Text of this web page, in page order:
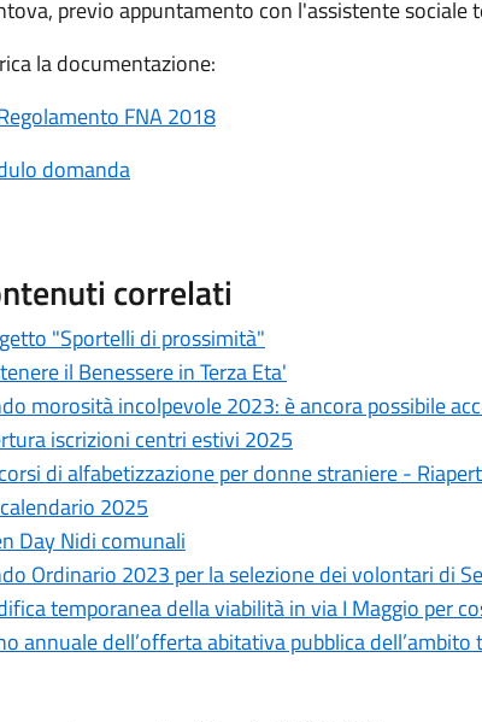
previo appuntamento con l'assistente
la documentazione:
FNA 2018
domanda
correlati
"Sportelli di prossimità"
il Benessere in Terza Eta'
morosità incolpevole 2023: è ancora possibile
iscrizioni centri estivi 2025
di alfabetizzazione per donne straniere -
2025
Day Nidi comunali
Ordinario 2023 per la selezione dei volontari di
temporanea della viabilità in via I Maggio per
annuale dell’offerta abitativa pubblica